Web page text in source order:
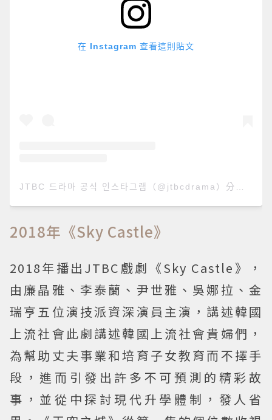
在 Instagram 查看這則貼文
2018年《Sky Castle》
2018年播出JTBC戲劇《Sky Castle》，
由廉晶雅、李泰蘭、尹世雅、吳娜拉、金
瑞亨五位演技派資深演員主演，講述韓國
上流社會此劇講述韓國上流社會貴婦們，
為幫助丈夫事業和培育子女教育而不擇手
段，進而引發出許多不可預測的精彩故
事，並從中探討現代升學體制，發人省